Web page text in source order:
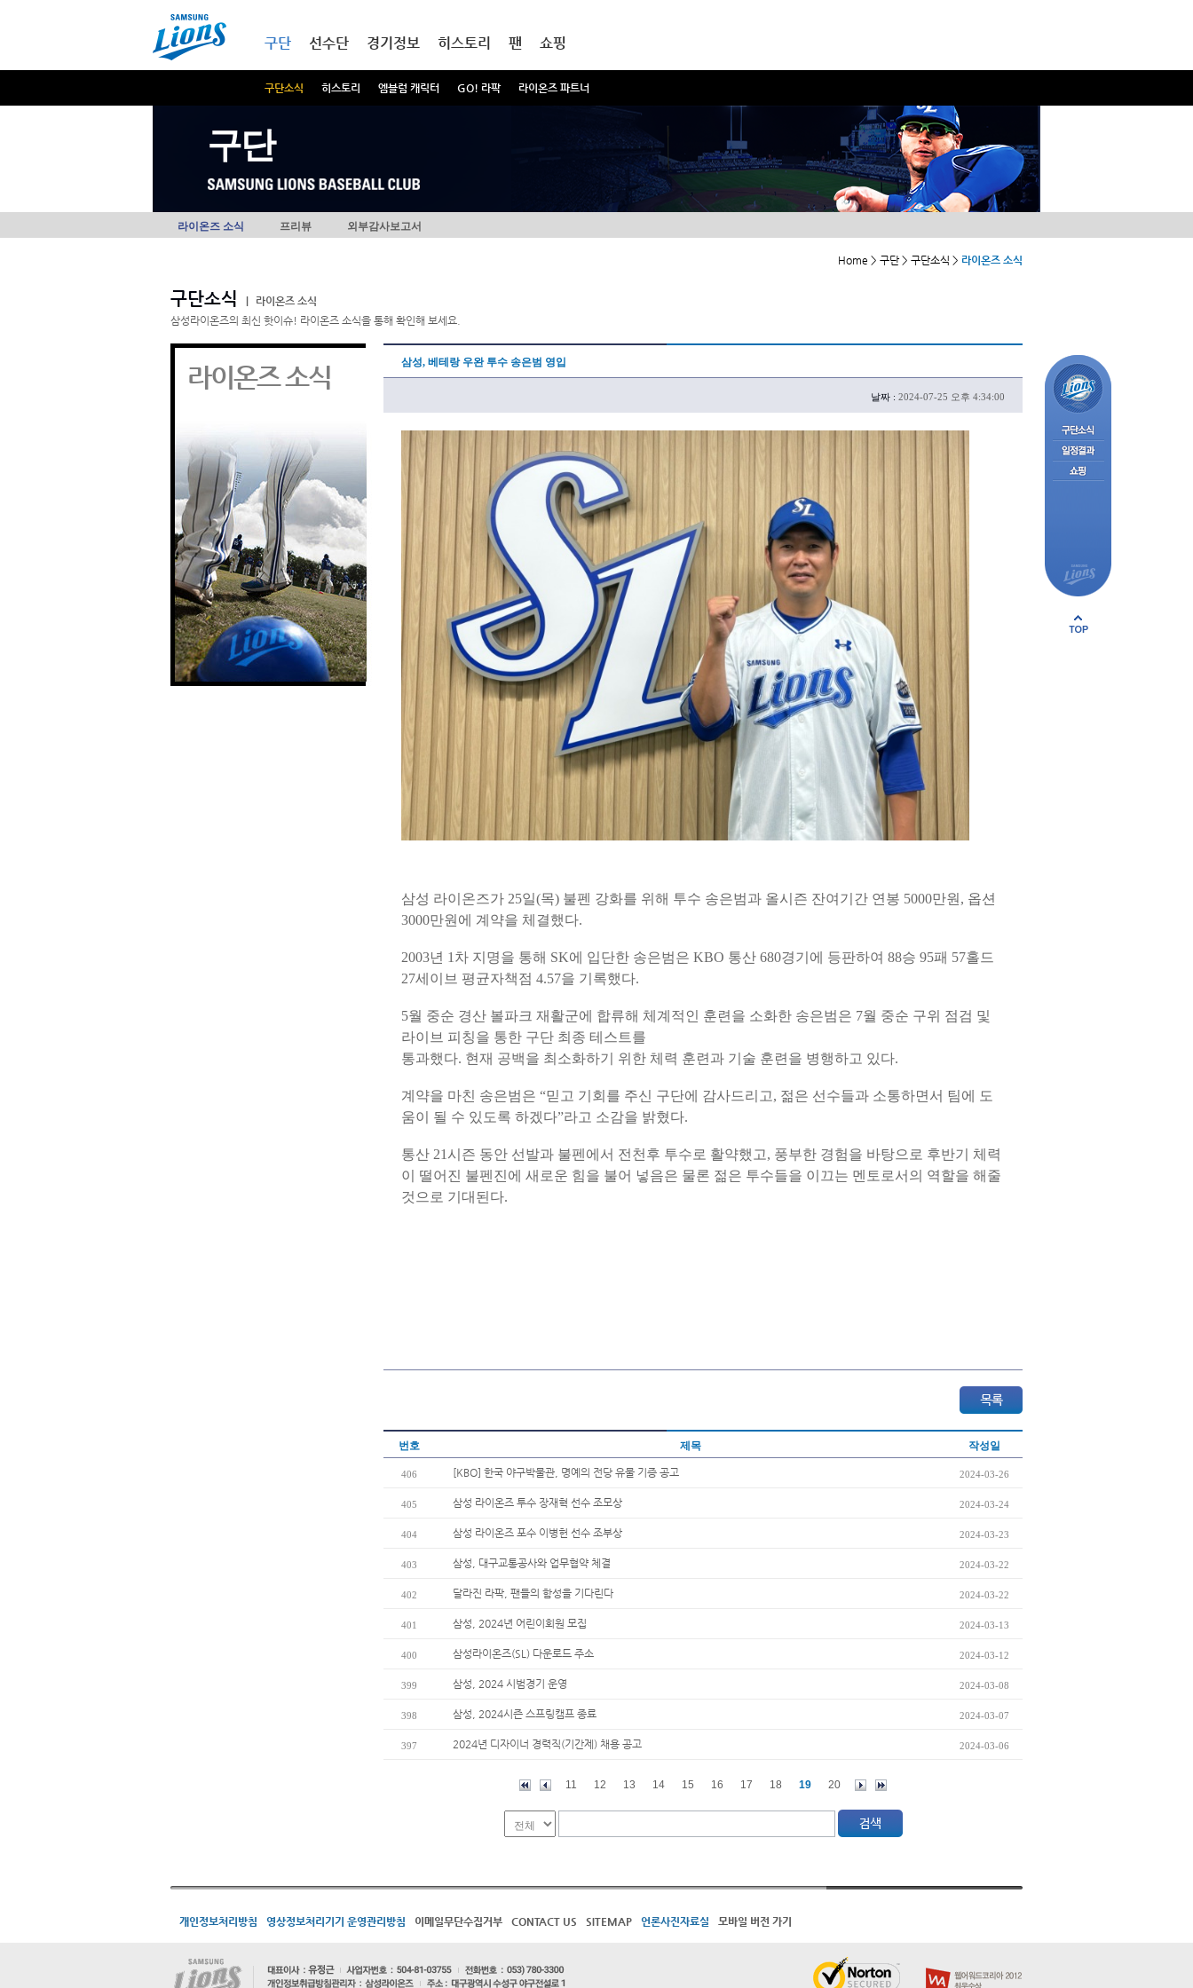
구단
구단소식 히스토리 엠블럼 캐릭터 GO! 라팍 라이온즈 파트너
선수단 경기정보 히스토리 팬 쇼핑
구단
라이온즈 소식 프리뷰 외부감사보고서
Home > 구단 > 구단소식 > 라이온즈 소식
구단소식
라이온즈 소식
삼성라이온즈의 최신 핫이슈! 라이온즈 소식을 통해 확인해 보세요.
라이온즈 소식 삼성, 베테랑 우완 투수 송은범 영입
날짜 : 2024-07-25 오후 4:34:00
삼성 라이온즈가 25일(목) 불펜 강화를 위해 투수 송은범과 올시즌 잔여기간 연봉 5000만원, 옵션
3000만원에 계약을 체결했다.
2003년 1차 지명을 통해 SK에 입단한 송은범은 KBO 통산 680경기에 등판하여 88승 95패 57홀드
27세이브 평균자책점 4.57을 기록했다.
5월 중순 경산 볼파크 재활군에 합류해 체계적인 훈련을 소화한 송은범은 7월 중순 구위 점검 및
라이브 피칭을 통한 구단 최종 테스트를
통과했다. 현재 공백을 최소화하기 위한 체력 훈련과 기술 훈련을 병행하고 있다.
계약을 마친 송은범은 “믿고 기회를 주신 구단에 감사드리고, 젊은 선수들과 소통하면서 팀에 도
움이 될 수 있도록 하겠다”라고 소감을 밝혔다.
통산 21시즌 동안 선발과 불펜에서 전천후 투수로 활약했고, 풍부한 경험을 바탕으로 후반기 체력
이 떨어진 불펜진에 새로운 힘을 불어 넣음은 물론 젊은 투수들을 이끄는 멘토로서의 역할을 해줄
것으로 기대된다.
번호 제목 작성일
406 [KBO] 한국 야구박물관, 명예의 전당 유물 기증 공고 2024-03-26
405 삼성 라이온즈 투수 장재혁 선수 조모상 2024-03-24
404 삼성 라이온즈 포수 이병헌 선수 조부상 2024-03-23
403 삼성, 대구교통공사와 업무협약 체결 2024-03-22
402 달라진 라팍, 팬들의 함성을 기다린다 2024-03-22
401 삼성, 2024년 어린이회원 모집 2024-03-13
400 삼성라이온즈(SL) 다운로드 주소 2024-03-12
399 삼성, 2024 시범경기 운영 2024-03-08
398 삼성, 2024시즌 스프링캠프 종료 2024-03-07
397 2024년 디자이너 경력직(기간제) 채용 공고 2024-03-06
11 12 13 14 15 16 17 18 19 20
개인정보처리방침 영상정보처리기기 운영관리방침 이메일무단수집거부 CONTACT US SITEMAP 언론사진자료실 모바일 버전 가기